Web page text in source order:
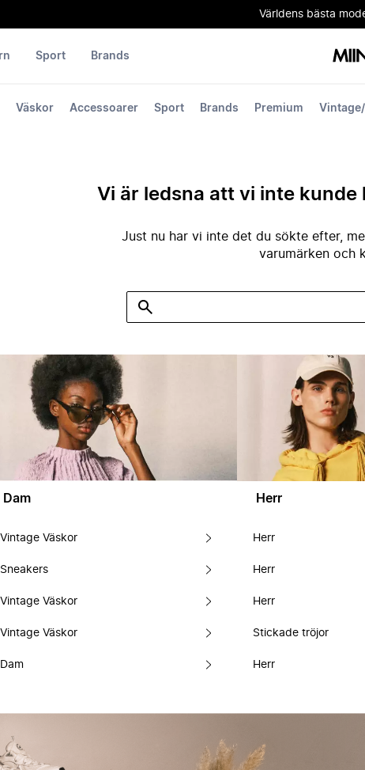
Världens bästa
Väskor Accessoarer Sport Brands Premium
Sport Brands
Vi är ledsna att vi inte
Just nu har vi inte det du sökte efter,
varumärken och
Dam
Vintage Väskor
Sneakers
Vintage Väskor
Vintage Väskor
Dam
Herr
Herr
Herr
Herr
Stickade tröjor
Herr